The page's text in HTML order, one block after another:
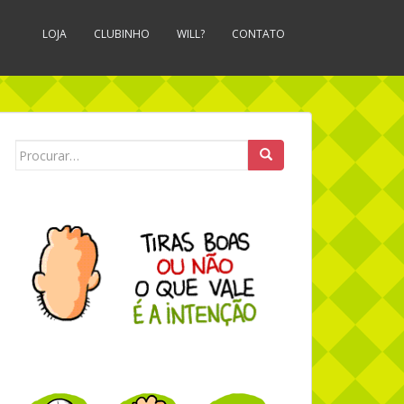
LOJA CLUBINHO WILL? CONTATO
Search for: